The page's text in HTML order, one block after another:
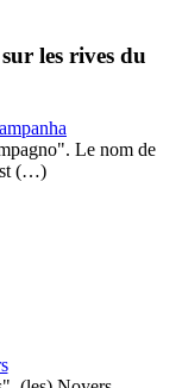
les rives du
Le nom de
(…)